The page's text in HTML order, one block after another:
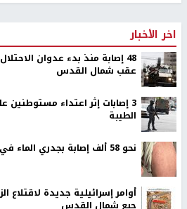
اخر الأخبار
48 إصابة منذ بدء عدوان
عقب شمال القدس
‏3 إصابات إثر اعتداء مستوطنين
الطيبة
نحو 58 ألف إصابة بجدري الماء في قطاع غزة منذ بداية العام
أوامر إسرائيلية جديدة
جبع شمال القدس